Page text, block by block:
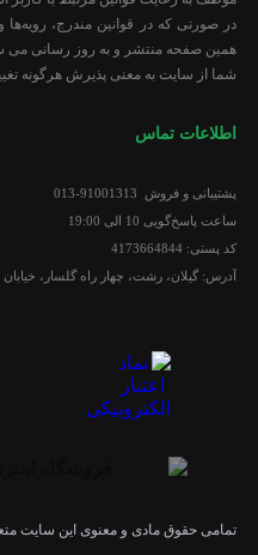
در صورتی که در قوانین مندرج، رویه‏‌ها
همین صفحه منتشر و به روز رسانی می
شما از سایت به معنی پذیرش هرگونه
اطلاعات تماس
پشتیبانی و فروش 91001313-013
ساعت پاسخ‌گویی 10 الی 19:00
کد پستی: 4173664844
آدرس: گیلان، رشت، چهار راه گلسار،
تمامی حقوق مادی و معنوی این سایت